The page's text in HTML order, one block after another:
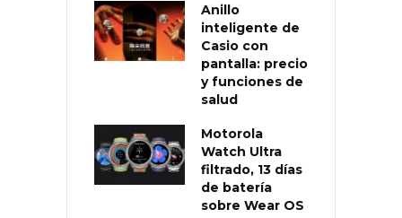
Anillo
inteligente de
Casio con
pantalla: precio
y funciones de
salud
Motorola
Watch Ultra
filtrado, 13 días
de batería
sobre Wear OS